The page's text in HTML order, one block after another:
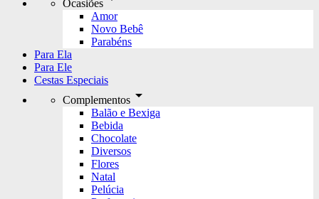
Ocasiões
Amor
Novo Bebê
Parabéns
Para Ela
Para Ele
Cestas Especiais
Complementos arrow_drop_down
Balão e Bexiga
Bebida
Chocolate
Diversos
Flores
Natal
Pelúcia